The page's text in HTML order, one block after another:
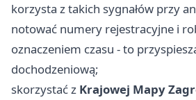
korzysta z takich sygnałów przy
notować numery rejestracyjne i
oznaczeniem czasu - to
dochodzeniową;
skorzystać z Krajowej Mapy